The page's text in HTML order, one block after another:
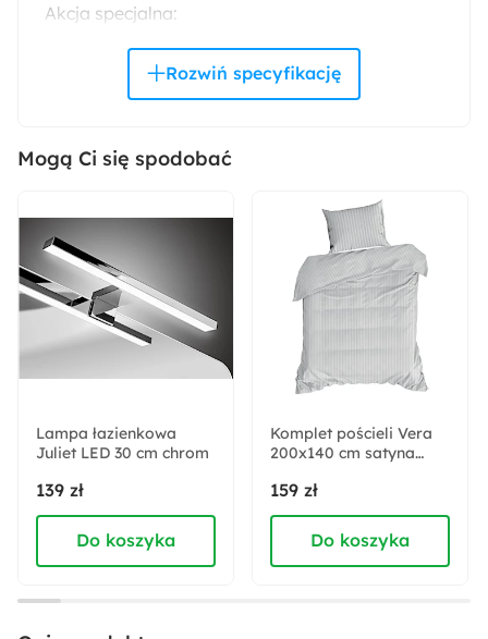
Akcja specjalna:
Kolor klosza:
E27
Maksymalna moc żarówki:
60 W
Szerokość:
25 cm
Głębokość:
25 cm
LED:
Mogą Ci się spodobać
Lampa łazienkowa
Juliet LED 30 cm chrom
139 zł
Do koszyka
Komplet pościeli Vera
200x140 cm satyna
159 zł
Do koszyka